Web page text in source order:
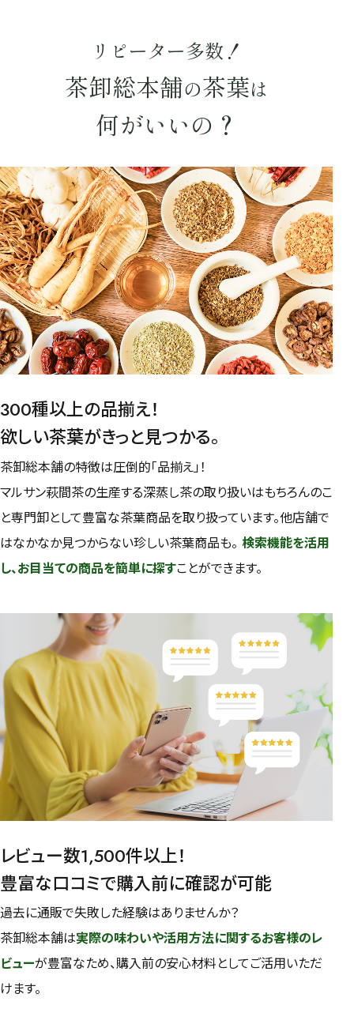
健康茶 ハーブティー 緑茶
紅茶
容量を選択
50g 100g 500g 1000g
検索
リピーター多数！
茶卸総本舗の茶葉は
何がいいの？
300種以上の品揃え！
欲しい茶葉がきっと見つかる。
茶卸総本舗の特徴は圧倒的「品揃え」！
マルサン萩間茶の生産する深蒸し茶の取り扱いはもちろんのこ
と専門卸として豊富な茶葉商品を取り扱っています。他店舗で
はなかなか見つからない珍しい茶葉商品も。 検索機能を活用
し、お目当ての商品を簡単に探すことができます。
レビュー数1,500件以上！
豊富な口コミで購入前に確認が可能
過去に通販で失敗した経験はありませんか？
茶卸総本舗は実際の味わいや活用方法に関するお客様のレ
ビューが豊富なため、購入前の安心材料としてご活用いただ
けます。